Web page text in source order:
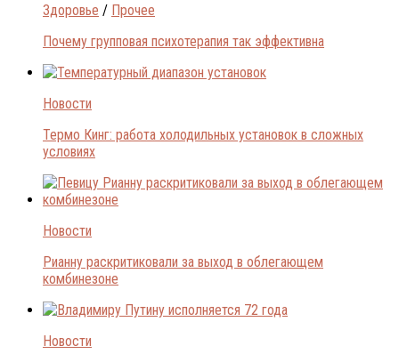
Здоровье / Прочее
Почему групповая психотерапия так эффективна
Новости
Термо Кинг: работа холодильных установок в сложных
условиях
Новости
Рианну раскритиковали за выход в облегающем
комбинезоне
Новости